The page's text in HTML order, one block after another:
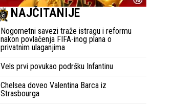
NAJČITANIJE
Nogometni savezi traže istragu i reformu
nakon povlačenja FIFA-inog plana o
privatnim ulaganjima
Vels prvi povukao podršku Infantinu
Chelsea doveo Valentina Barca iz
Strasbourga